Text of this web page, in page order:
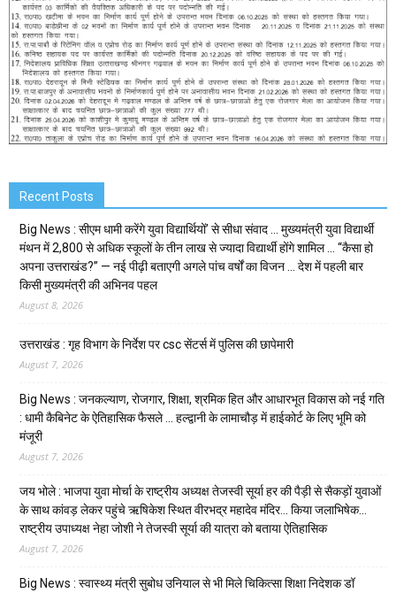
Recent Posts
Big News : सीएम धामी करेंगे युवा विद्यार्थियों’ से सीधा संवाद … मुख्यमंत्री युवा विद्यार्थी
मंथन में 2,800 से अधिक स्कूलों के तीन लाख से ज्यादा विद्यार्थी होंगे शामिल … “कैसा हो
अपना उत्तराखंड?” — नई पीढ़ी बताएगी अगले पांच वर्षों का विजन … देश में पहली बार
किसी मुख्यमंत्री की अभिनव पहल
August 8, 2026
उत्तराखंड : गृह विभाग के निर्देश पर csc सेंटर्स में पुलिस की छापेमारी
August 7, 2026
Big News : जनकल्याण, रोजगार, शिक्षा, श्रमिक हित और आधारभूत विकास को नई गति
: धामी कैबिनेट के ऐतिहासिक फैसले … हल्द्वानी के लामाचौड़ में हाईकोर्ट के लिए भूमि को
मंजूरी
August 7, 2026
जय भोले : भाजपा युवा मोर्चा के राष्ट्रीय अध्यक्ष तेजस्वी सूर्या हर की पैड़ी से सैकड़ों युवाओं
के साथ कांवड़ लेकर पहुंचे ऋषिकेश स्थित वीरभद्र महादेव मंदिर… किया जलाभिषेक…
राष्ट्रीय उपाध्यक्ष नेहा जोशी ने तेजस्वी सूर्या की यात्रा को बताया ऐतिहासिक
August 7, 2026
Big News : स्वास्थ्य मंत्री सुबोध उनियाल से भी मिले चिकित्सा शिक्षा निदेशक डॉ